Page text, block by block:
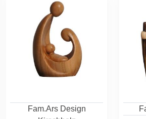
Fam.Ars Design